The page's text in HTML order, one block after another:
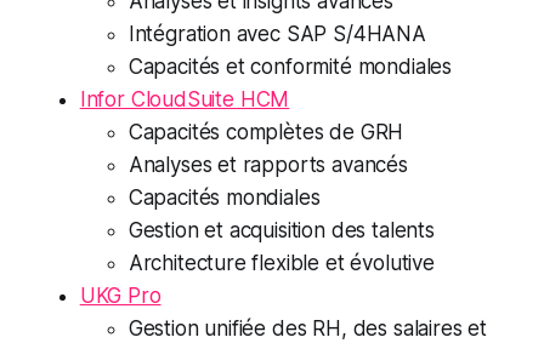
Intégration avec SAP S/4HANA
Capacités et conformité mondiales
Infor CloudSuite HCM
Capacités complètes de GRH
Analyses et rapports avancés
Capacités mondiales
Gestion et acquisition des talents
Architecture flexible et évolutive
UKG Pro
Gestion unifiée des RH, des salaires et